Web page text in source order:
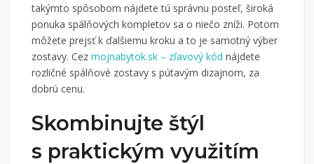
takýmto spôsobom nájdete tú správnu posteľ, široká
ponuka spálňových kompletov sa o niečo zníži. Potom
môžete prejsť k ďalšiemu kroku a to je samotný výber
zostavy. Cez mojnabytok.sk – zľavový kód nájdete
rozličné spálňové zostavy s pútavým dizajnom, za
dobrú cenu.
Skombinujte štýl
s praktickým využitím